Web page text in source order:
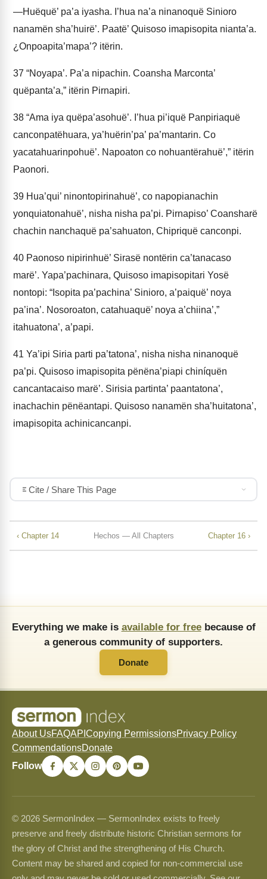
—Huëquë’ pa’a iyasha. I’hua na’a ninanoquë Sinioro
nanamën sha’huirë’. Paatë’ Quisoso imapisopita nianta’a.
¿Onpoapita’mapa’? itërin.
37 “Noyapa’. Pa’a nipachin. Coansha Marconta’
quëpanta’a,” itërin Pirnapiri.
38 “Ama iya quëpa’asohuë’. I’hua pi’iquë Panpiriaquë
canconpatëhuara, ya’huërin’pa’ pa’mantarin. Co
yacatahuarinpohuë’. Napoaton co nohuantërahuë’,” itërin
Paonori.
39 Hua’qui’ ninontopirinahuë’, co napopianachin
yonquiatonahuë’, nisha nisha pa’pi. Pirnapiso’ Coansharë
chachin nanchaquë pa’sahuaton, Chipriquë canconpi.
40 Paonoso nipirinhuë’ Sirasë nontërin ca’tanacaso
marë’. Yapa’pachinara, Quisoso imapisopitari Yosë
nontopi: “Isopita pa’pachina’ Sinioro, a’paiquë’ noya
pa’ina’. Nosoroaton, catahuaquë’ noya a’chiina’,”
itahuatona’, a’papi.
41 Ya’ipi Siria parti pa’tatona’, nisha nisha ninanoquë
pa’pi. Quisoso imapisopita pënëna’piapi chiníquën
cancantacaiso marë’. Sirisia partinta’ paantatona’,
inachachin pënëantapi. Quisoso nanamën sha’huitatona’,
imapisopita achinicancanpi.
Cite / Share This Page
‹ Chapter 14 Hechos — All Chapters Chapter 16 ›
Everything we make is available for freebecause of
a generous community of supporters.
Donate
About UsFAQAPI Copying PermissionsPrivacy Policy
CommendationsDonate
Follow
© 2026 SermonIndex — SermonIndex exists to freely
preserve and freely distribute historic Christian sermons for
the glory of Christ and the strengthening of His Church.
Content may be shared and copied for non-commercial use